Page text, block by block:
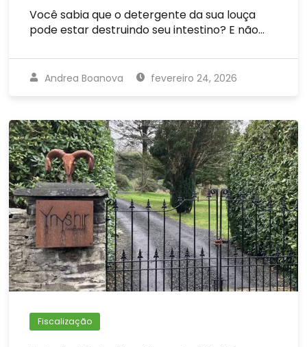
Você sabia que o detergente da sua louça
pode estar destruindo seu intestino? E não…
Andrea Boanova fevereiro 24, 2026
Fiscalização